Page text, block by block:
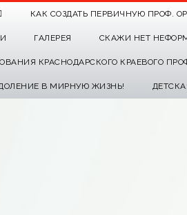
КАК СОЗДАТЬ ПЕРВИЧНУЮ ПРОФ.
ГАЛЕРЕЯ СКАЖИ НЕТ
КРАСНОДАРСКОГО КРАЕВОГО
В МИРНУЮ ЖИЗНЬ!